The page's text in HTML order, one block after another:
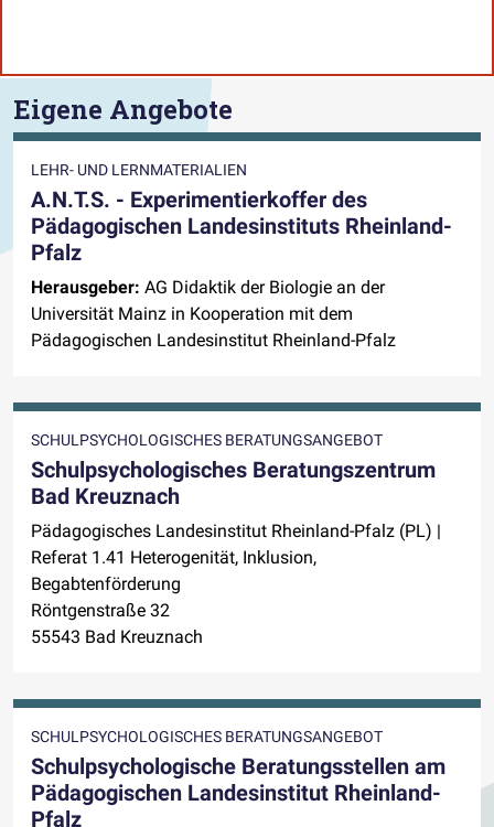
Eigene Angebote
LEHR- UND LERNMATERIALIEN
A.N.T.S. - Experimentierkoffer des
Pädagogischen Landesinstituts Rheinland-
Pfalz
Herausgeber: AG Didaktik der Biologie an der
Universität Mainz in Kooperation mit dem
Pädagogischen Landesinstitut Rheinland-Pfalz
SCHULPSYCHOLOGISCHES BERATUNGSANGEBOT
Schulpsychologisches Beratungszentrum
Bad Kreuznach
Pädagogisches Landesinstitut Rheinland-Pfalz (PL) |
Referat 1.41 Heterogenität, Inklusion,
Begabtenförderung
Röntgenstraße 32
55543 Bad Kreuznach
SCHULPSYCHOLOGISCHES BERATUNGSANGEBOT
Schulpsychologische Beratungsstellen am
Pädagogischen Landesinstitut Rheinland-
Pfalz